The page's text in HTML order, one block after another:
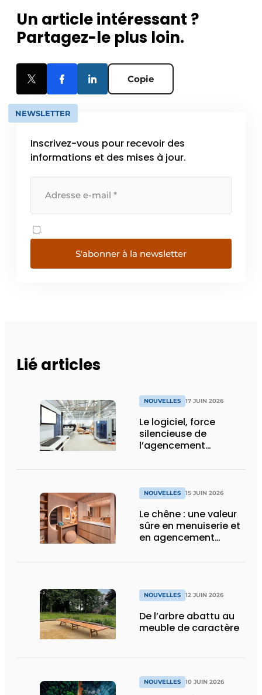
Un article intéressant ?
Partagez-le plus loin.
Copie
NEWSLETTER
Inscrivez-vous pour recevoir des
informations et des mises à jour.
S'abonner à la newsletter
Lié articles
NOUVELLES 17 JUIN 2026
Le logiciel, force
silencieuse de
l’agencement
NOUVELLES 15 JUIN 2026
Le chêne : une valeur
sûre en menuiserie et
en agencement
NOUVELLES 12 JUIN 2026
De l’arbre abattu au
meuble de caractère
NOUVELLES 10 JUIN 2026